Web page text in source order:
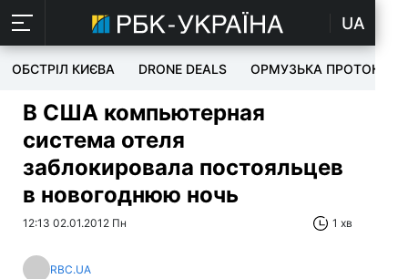
UA
ОБСТРІЛ КИЄВА DRONE DEALS ОРМУЗЬКА ПРОТОКА
В США компьютерная
система отеля
заблокировала постояльцев
в новогоднюю ночь
12:13 02.01.2012 Пн 1 хв
RBC.UA